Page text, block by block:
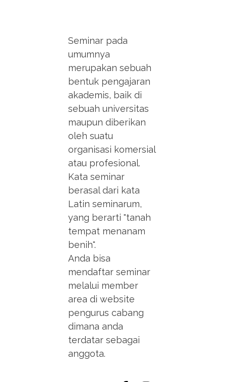
Seminar pada
umumnya
merupakan sebuah
bentuk pengajaran
akademis, baik di
sebuah universitas
maupun diberikan
oleh suatu
organisasi komersial
atau profesional.
Kata seminar
berasal dari kata
Latin seminarum,
yang berarti "tanah
tempat menanam
benih".
Anda bisa
mendaftar seminar
melalui member
area di website
pengurus cabang
dimana anda
terdatar sebagai
anggota.